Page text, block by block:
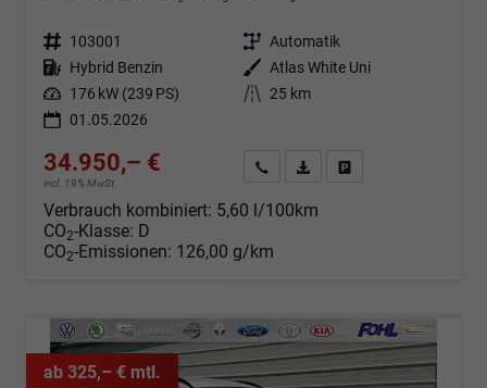
Fahrzeugnr. 103001 Getriebe Automatik
Kraftstoff Hybrid Benzin Außenfarbe Atlas White Uni
Leistung 176 kW (239 PS) Kilometerstand 25 km
01.05.2026
34.950,– €
incl. 19% MwSt.
Angebot anfordern
Fahrzeugexpose (PDF)
Verbrauch kombiniert: 5,60 l/100km
CO2-Klasse: D
CO2-Emissionen: 126,00 g/km
ab 325,– € mtl.